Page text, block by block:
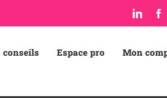
conseils Espace pro Mon